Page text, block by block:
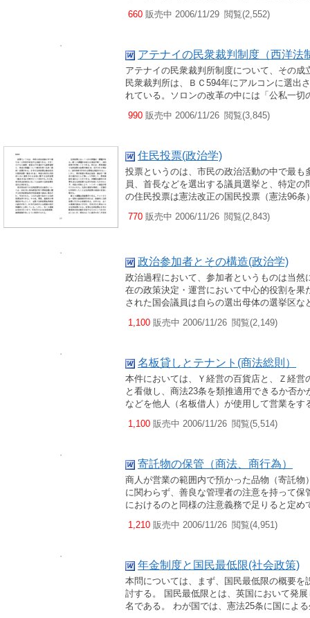
660 販売中 2006/11/29 閲覧(2,552)
アテナイの民衆裁判制度（西洋法
アテナイの民衆裁判所制度について、その
民衆裁判所は、ＢＣ594年にアルコンに選出
れている。ソロンの改革の中には「公私一
990 販売中 2006/11/26 閲覧(3,845)
住民投票(政治学)
投票というのは、市民の政治活動の中で最
員、首長などを選出する議員選挙と、特定
の住民投票は憲法改正の国民投票（憲法96
770 販売中 2006/11/26 閲覧(2,843)
政治参加者とその構造(政治学)
政治過程において、参加者というものは当
在の政策決定・運営において中心的役割を
された国会議員は自らの選出母体の選挙区
1,100 販売中 2006/11/26 閲覧(2,149)
名板貸しとテナント(商法総則）
本件においては、Ｙ経営の百貨店と、Ｚ経
と看做し、商法23条を類推適用できるか否
などを他人（名板借人）が使用して営業を
1,100 販売中 2006/11/26 閲覧(5,514)
寄託物の保管（商法、商行為）
商人が営業の範囲内で預かった品物（寄託
に関わらず、善良な管理者の注意を持って
におけるのと同様の注意義務で足りると定
1,210 販売中 2006/11/26 閲覧(4,951)
年金制度と国民最低限(社会政策)
本問については、まず、国民最低限の概要
討する。 国民最低限とは、英国において発
名である。 わが国では、憲法25条に国によ